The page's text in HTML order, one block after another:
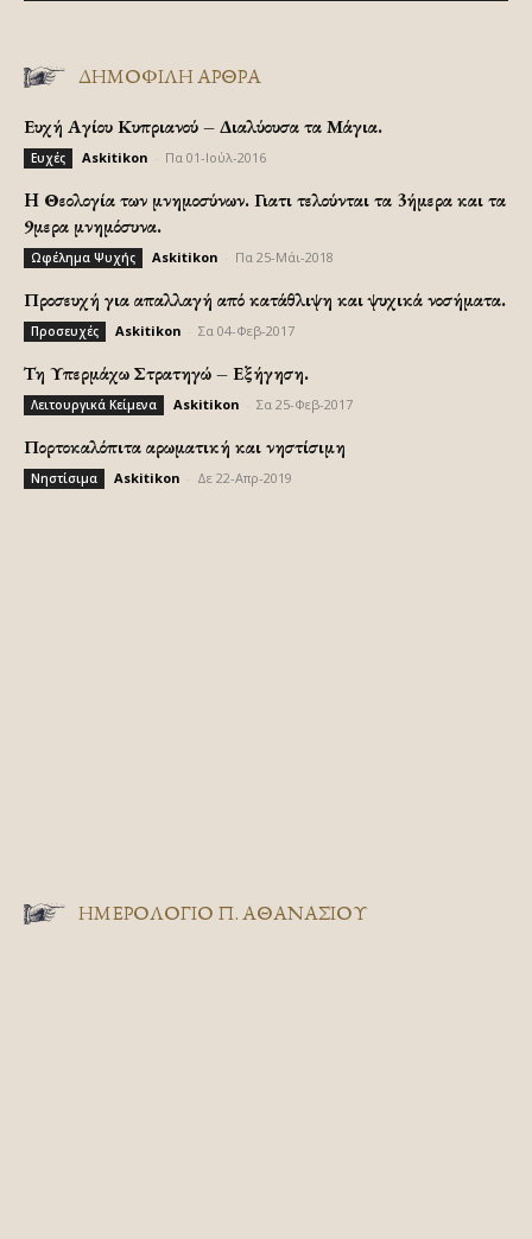
ΔΗΜΟΦΙΛΗ ΑΡΘΡΑ
Ευχή Αγίου Κυπριανού – Διαλύουσα τα Μάγια.
Ευχές Askitikon Πα 01-Ιούλ-2016
H Θεολογία των μνημοσύνων. Γιατι τελούνται τα 3ήμερα και τα
9μερα μνημόσυνα.
Ωφέλημα Ψυχής Askitikon Πα 25-Μάι-2018
Προσευχή για απαλλαγή από κατάθλιψη και ψυχικά νοσήματα.
Προσευχές Askitikon Σα 04-Φεβ-2017
Τη Υπερμάχω Στρατηγώ – Εξήγηση.
Λειτουργικά Κείμενα Askitikon Σα 25-Φεβ-2017
Πορτοκαλόπιτα αρωματική και νηστίσιμη
Νηστίσιμα Askitikon Δε 22-Απρ-2019
ΗΜΕΡΟΛΟΓΙΟ Π. ΑΘΑΝΑΣΙΟΥ